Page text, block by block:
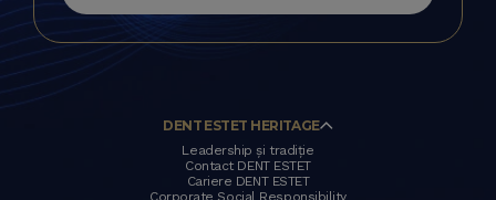
DENT ESTET HERITAGE
Leadership și tradiție
Contact DENT ESTET
Cariere DENT ESTET
Corporate Social Responsibility